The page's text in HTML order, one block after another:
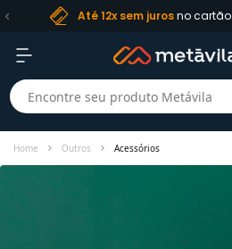
Frete R$ 99 para RS, SC e PR
Home Outros Acessórios